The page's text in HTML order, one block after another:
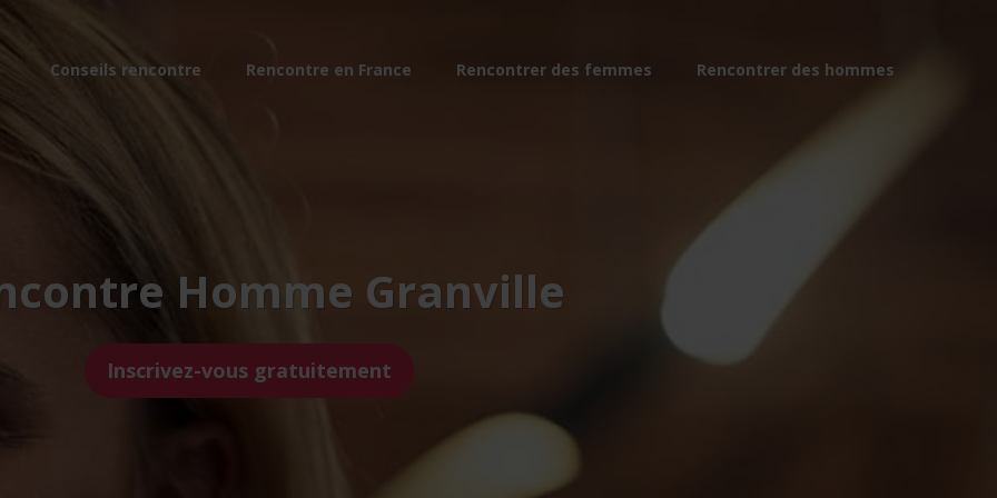
Conseils rencontre Rencontre en France Rencontrer des femmes Rencontrer des hommes
Homme Granville
Inscrivez-vous gratuitement